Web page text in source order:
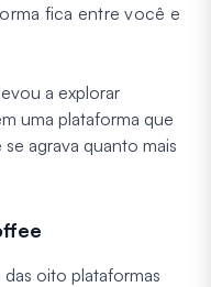
fica entre você e
a explorar
uma plataforma que
agrava quanto mais
oito plataformas